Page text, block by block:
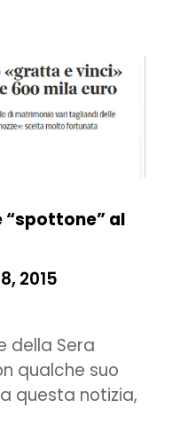
“spottone” al
2015
della Sera
qualche suo
questa notizia,